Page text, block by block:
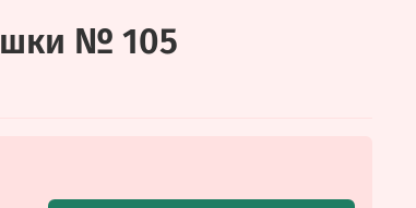
№ 105